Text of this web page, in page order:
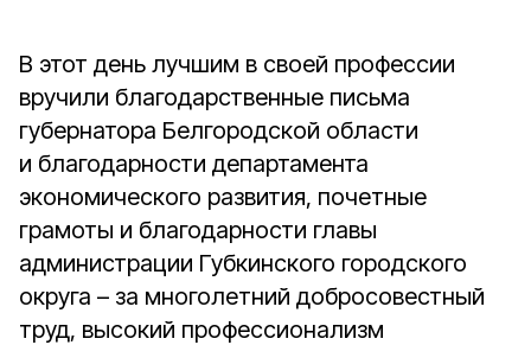
В этот день лучшим в своей профессии
вручили благодарственные письма
губернатора Белгородской области
и благодарности департамента
экономического развития, почетные
грамоты и благодарности главы
администрации Губкинского городского
округа – за многолетний добросовестный
труд, высокий профессионализм